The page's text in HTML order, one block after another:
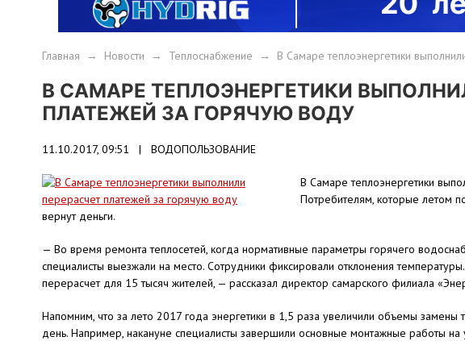
Главная → Новости → Теплоснабжение → В Самаре теплоэнергетики
В САМАРЕ ТЕПЛОЭНЕРГЕТИКИ
ПЛАТЕЖЕЙ ЗА ГОРЯЧУЮ ВОДУ
11.10.2017, 09:51 | ВОДОПОЛЬЗОВАНИЕ
В Самаре теплоэнергетики
Потребителям, которые летом
вернут деньги.
— Во время ремонта теплосетей, когда нормативные параметры горячего
специалисты выезжали на место. Сотрудники фиксировали отклонения
перерасчет для 15 тысяч жителей, — рассказал директор самарского филиала
Напомним, что за лето 2017 года энергетики в 1,5 раза увеличили объемы
день. Например, накануне специалисты завершили основные монтажные работы